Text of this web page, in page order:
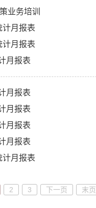
业务培训
计月报表
计月报表
月报表
月报表
月报表
月报表
月报表
计月报表
2 3 下一页 末页